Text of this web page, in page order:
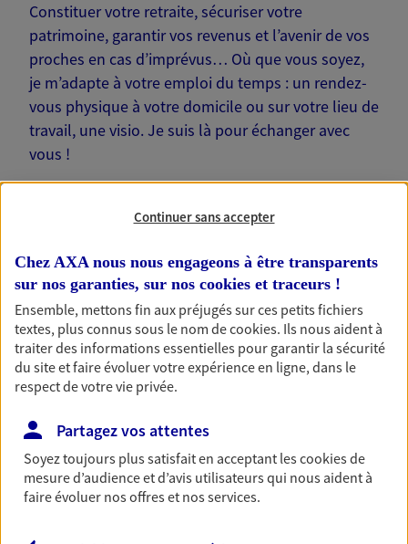
Constituer votre retraite, sécuriser votre
patrimoine, garantir vos revenus et l’avenir de vos
proches en cas d’imprévus… Où que vous soyez,
je m’adapte à votre emploi du temps : un rendez-
vous physique à votre domicile ou sur votre lieu de
travail, une visio. Je suis là pour échanger avec
vous !
Nos offres phares
Épargne
Réalisez vos projets grâce à votre épargne : achat
immobilier, études des enfants ou voyage autour
du monde… Épargnez à votre rythme et
simplement, selon votre profil.
Découvrir les offres Épargne
Continuer sans accepter
Chez AXA nous nous engageons à être transparents
sur nos garanties, sur nos cookies et traceurs !
Ensemble, mettons fin aux préjugés sur ces petits fichiers
textes, plus connus sous le nom decookies. Ils nous aident à
traiter des informations essentielles pour garantir la sécurité
du site et faire évoluer votre expérience en ligne, dans le
respect de votre vie privée.
Partagez vos attentes
Soyez toujours plus satisfait en acceptant lescookiesde
mesure d’audience et d’avis utilisateurs qui nous aident à
faire évoluer nos offres et nos services.